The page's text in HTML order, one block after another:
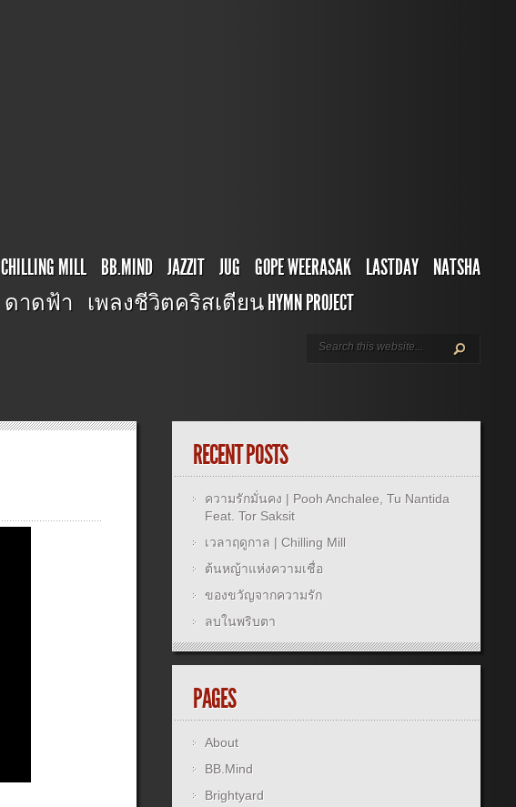
CHILLING MILL BB.MIND JAZZIT JUG GOPE WEERASAK LASTDAY
NATSHA
ดาดฟ้า เพลงชีวิตคริสเตียน HYMN PROJECT
RECENT POSTS
ความรักมั่นคง | Pooh Anchalee, Tu Nantida
Feat. Tor Saksit
เวลาฤดูกาล | Chilling Mill
ต้นหญ้าแห่งความเชื่อ
ของขวัญจากความรัก
ลบในพริบตา
PAGES
About
BB.Mind
Brightyard